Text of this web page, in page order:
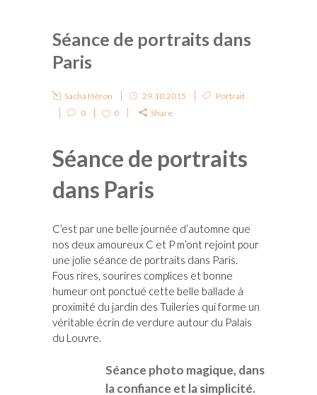
Séance de portraits dans
Paris
Sacha Héron 29.10.2015
Portrait
0
0 Share
Séance de portraits
dans Paris
C’est par une belle journée d’automne que
nos deux amoureux C et P m’ont rejoint pour
une jolie séance de portraits dans Paris.
Fous rires, sourires complices et bonne
humeur ont ponctué cette belle ballade à
proximité du jardin des Tuileries qui forme un
véritable écrin de verdure autour du Palais
du Louvre.
Séance photo magique, dans
la confiance et la simplicité.